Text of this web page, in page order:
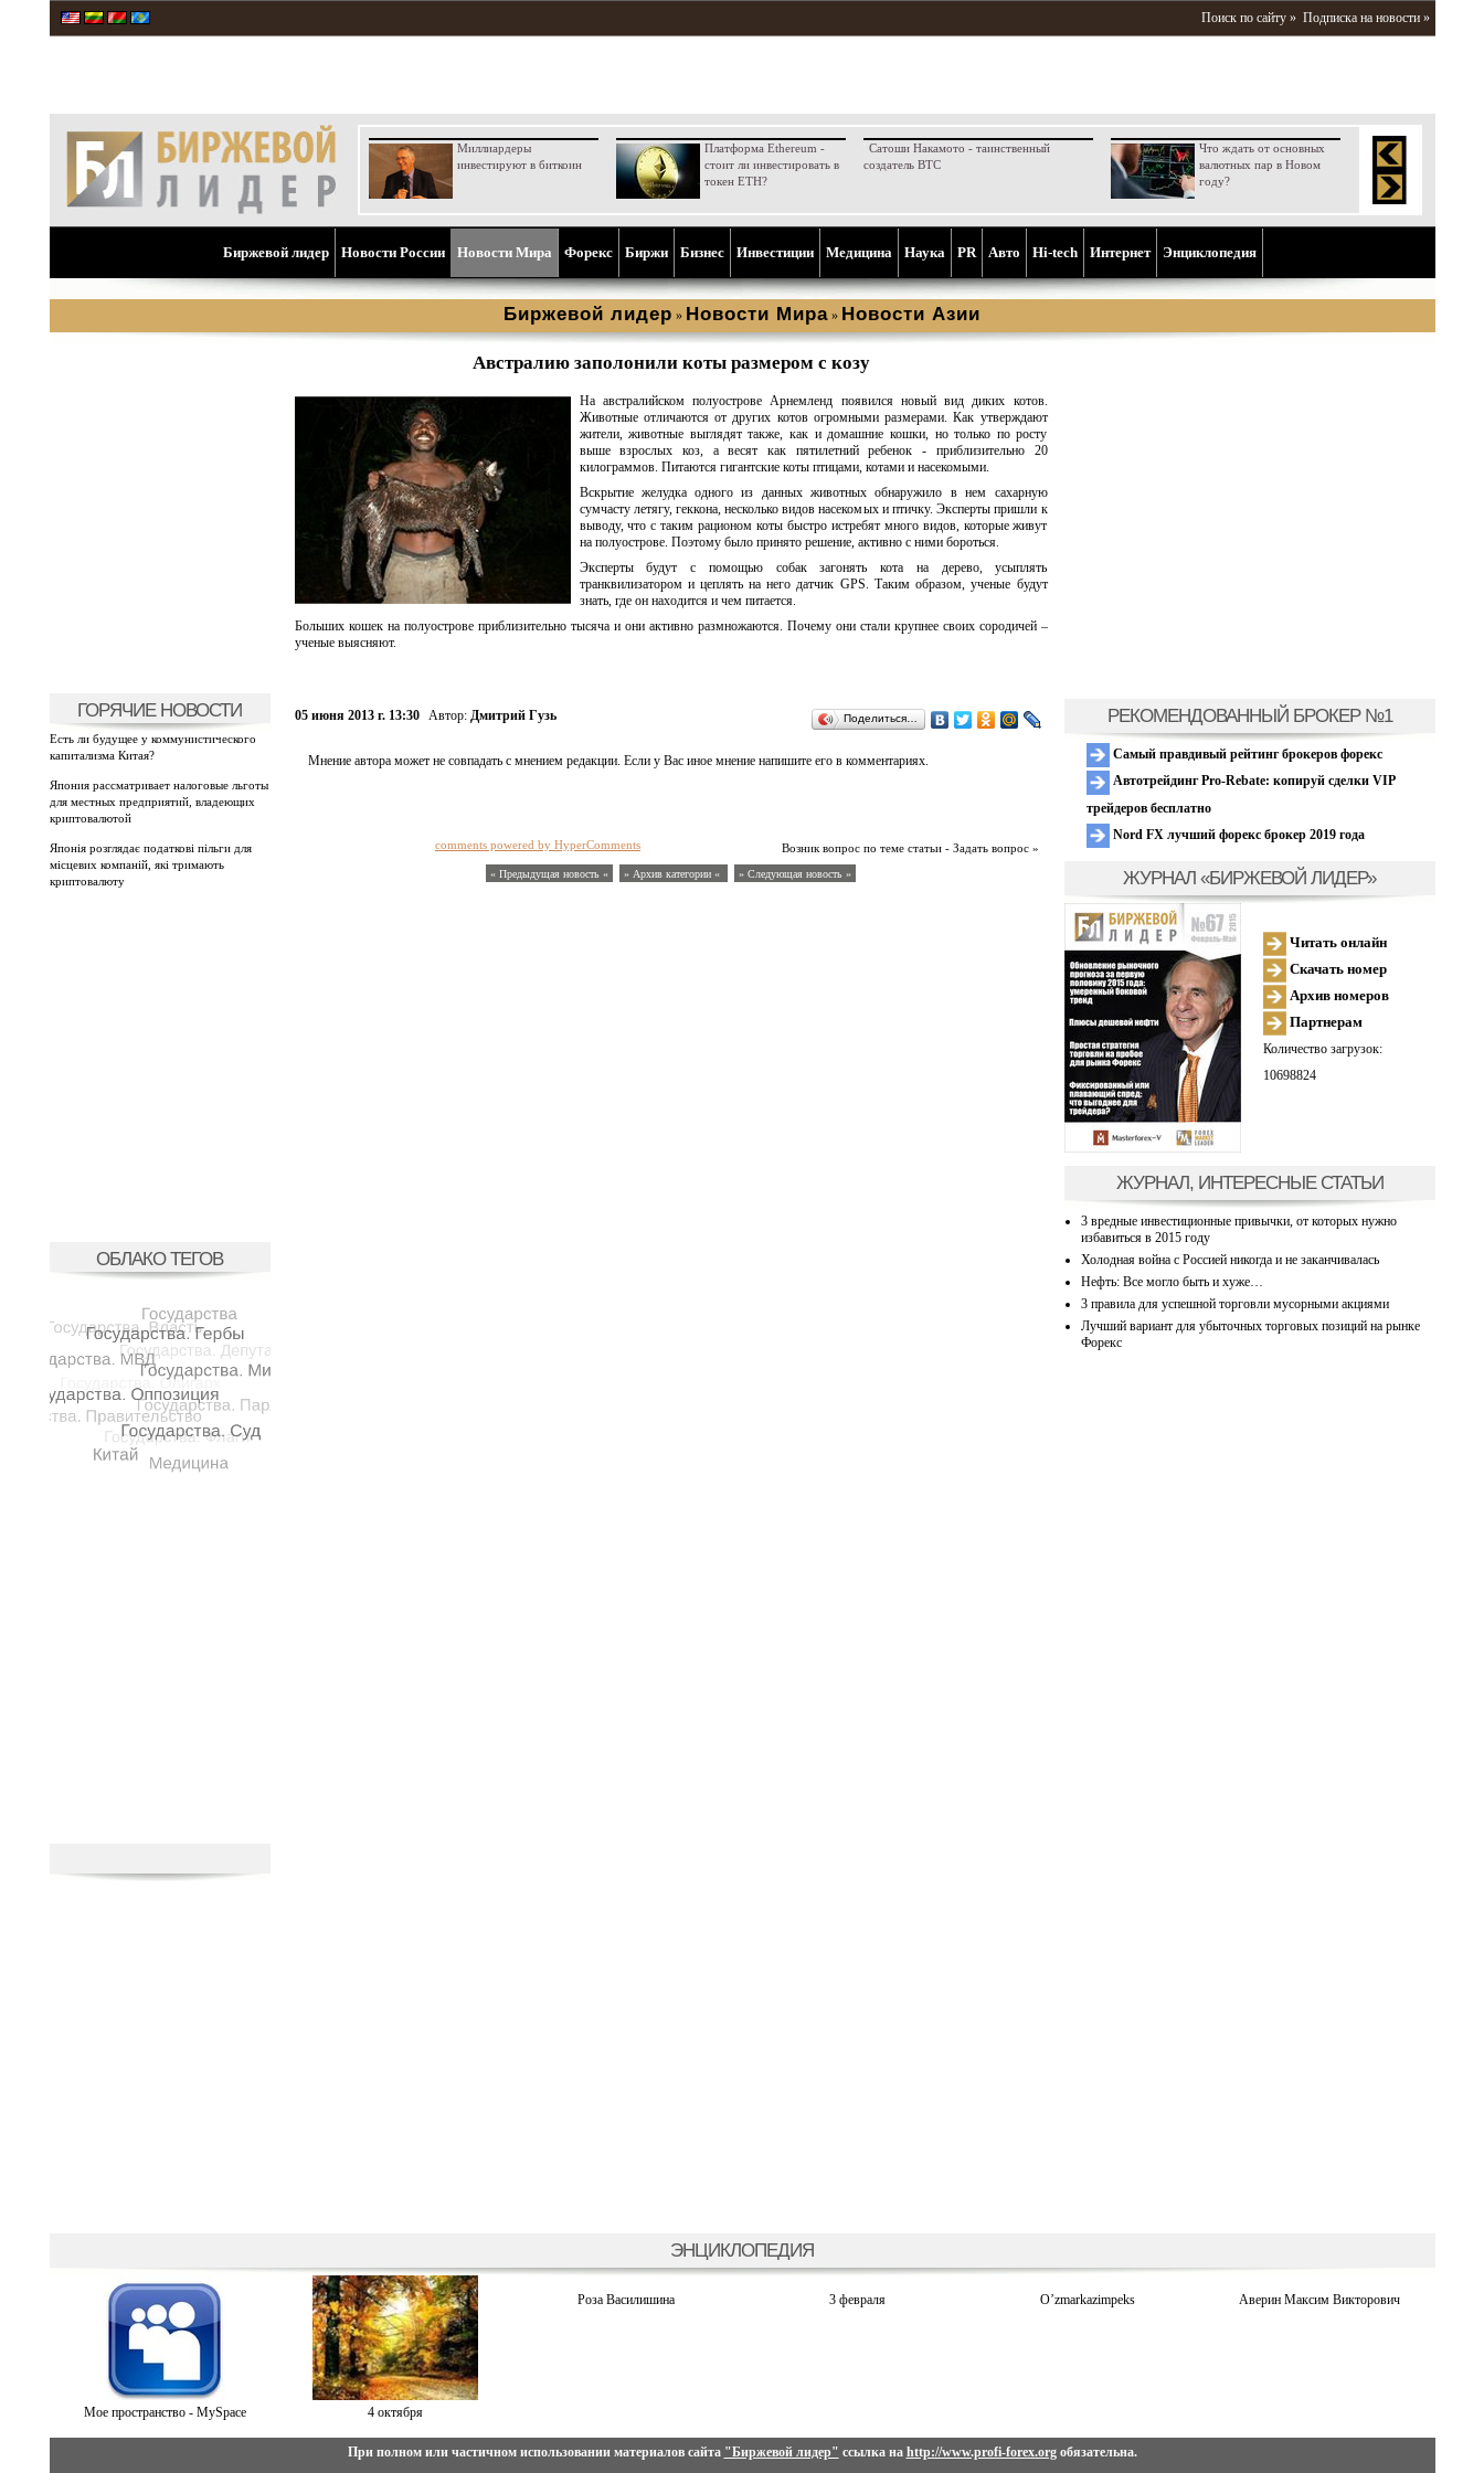
Поиск по сайту » Подписка на новости »
Миллиардеры
инвестируют в биткоин
Платформа Ethereum -
стоит ли инвестировать в
токен ETH?
Сатоши Накамото - таинственный
создатель BTC
Что ждать от основных
валютных пар в Новом
году?
Биржевой лидер Новости России Новости Мира Форекс Биржи Бизнес Инвестиции Медицина Наука PR Aвто Hi-tech Интернет Энциклопедия
Биржевой лидер » Новости Мира » Новости Азии
ГОРЯЧИЕ НОВОСТИ
Есть ли будущее у коммунистического
капитализма Китая?
Япония рассматривает налоговые льготы
для местных предприятий, владеющих
криптовалютой
Японія розглядає податкові пільги для
місцевих компаній, які тримають
криптовалюту
ОБЛАКО ТЕГОВ
Австралию заполонили коты размером с козу
На австралийском полуострове Арнемленд появился новый вид диких котов.
Животные отличаются от других котов огромными размерами. Как утверждают
жители, животные выглядят также, как и домашние кошки, но только по росту
выше взрослых коз, а весят как пятилетний ребенок - приблизительно 20
килограммов. Питаются гигантские коты птицами, котами и насекомыми.
Вскрытие желудка одного из данных животных обнаружило в нем сахарную
сумчасту летягу, геккона, несколько видов насекомых и птичку. Эксперты пришли к
выводу, что с таким рационом коты быстро истребят много видов, которые живут
на полуострове. Поэтому было принято решение, активно с ними бороться.
Эксперты будут с помощью собак загонять кота на дерево, усыплять
транквилизатором и цеплять на него датчик GPS. Таким образом, ученые будут
знать, где он находится и чем питается.
Больших кошек на полуострове приблизительно тысяча и они активно размножаются. Почему они стали крупнее своих сородичей –
ученые выясняют.
05 июня 2013 г. 13:30 Автор: Дмитрий Гузь Поделиться…
Мнение автора может не совпадать с мнением редакции. Если у Вас иное мнение напишите его в комментариях.
Возник вопрос по теме статьи - Задать вопрос »
comments powered by HyperComments
« Предыдущая новость « » Архив категории « » Следующая новость »
РЕКОМЕНДОВАННЫЙ БРОКЕР №1
Самый правдивый рейтинг брокеров форекс
Автотрейдинг Pro-Rebate: копируй сделки VIP
трейдеров бесплатно
Nord FX лучший форекс брокер 2019 года
ЖУРНАЛ «БИРЖЕВОЙ ЛИДЕР»
Читать онлайн
Скачать номер
Архив номеров
Партнерам
Количество загрузок:
10698824
ЖУРНАЛ, ИНТЕРЕСНЫЕ СТАТЬИ
3 вредные инвестиционные привычки, от которых нужно
избавиться в 2015 году
Холодная война с Россией никогда и не заканчивалась
Нефть: Все могло быть и хуже…
3 правила для успешной торговли мусорными акциями
Лучший вариант для убыточных торговых позиций на рынке
Форекс
ЭНЦИКЛОПЕДИЯ
Мое пространство - MySpace 4 октября
Роза Василишина 3 февраля O’zmarkazimpeks Аверин Максим Викторович
При полном или частичном использовании материалов сайта "Биржевой лидер" ссылка на http://www.profi-forex.orgобязательна.